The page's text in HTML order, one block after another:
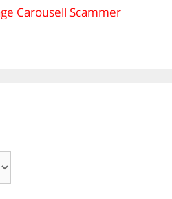
Carousell Scammer